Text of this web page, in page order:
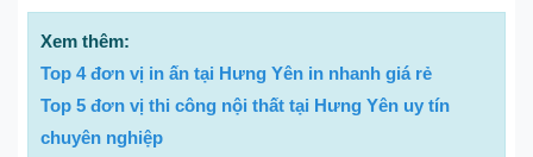
Xem thêm:
Top 4 đơn vị in ấn tại Hưng Yên in nhanh giá rẻ
Top 5 đơn vị thi công nội thất tại Hưng Yên uy tín
chuyên nghiệp